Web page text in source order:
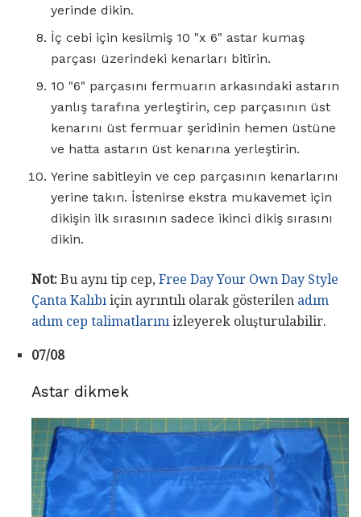
yerinde dikin.
İç cebi için kesilmiş 10 "x 6" astar kumaş
parçası üzerindeki kenarları bitirin.
10 "6" parçasını fermuarın arkasındaki astarın
yanlış tarafına yerleştirin, cep parçasının üst
kenarını üst fermuar şeridinin hemen üstüne
ve hatta astarın üst kenarına yerleştirin.
Yerine sabitleyin ve cep parçasının kenarlarını
yerine takın. İstenirse ekstra mukavemet için
dikişin ilk sırasının sadece ikinci dikiş sırasını
dikin.
Not: Bu aynı tip cep, Free Day Your Own Day Style
Çanta Kalıbı için ayrıntılı olarak gösterilen adım
adım cep talimatlarını izleyerek oluşturulabilir.
07/08
Astar dikmek